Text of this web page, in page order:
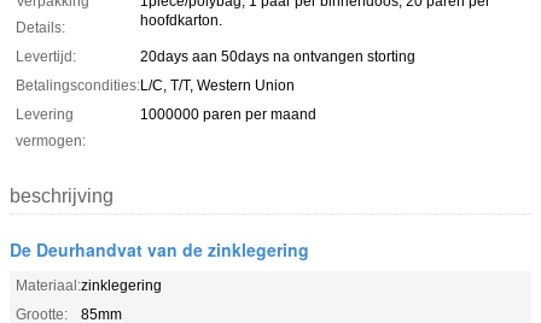
Details:
hoofdkarton.
Levertijd:
20days aan 50days na ontvangen storting
Betalingscondities:L/C, T/T, Western Union
Levering
vermogen:
1000000 paren per maand
beschrijving
De Deurhandvat van de zinklegering
Materiaal:zinklegering
Grootte:
85mm